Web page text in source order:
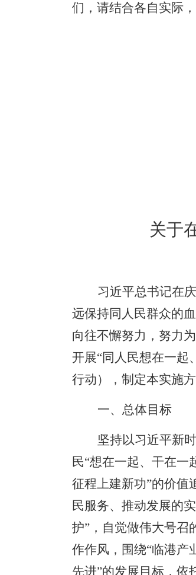
们，请结合各自实际
关于
习近平总书记在
远保持同人民群众的
向往不懈努力，努力
开展“同人民想在一起
行动），制定本实施方
一、总体目标
坚持以习近平新
民“想在一起、干在一
征程上建新功”的价值
民服务、推动发展的
护”，自觉做伟大号召
作作风，围绕“临港产
先进”的发展目标，依